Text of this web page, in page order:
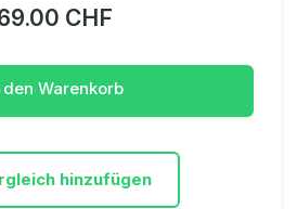
CHF
den Warenkorb
hinzufügen